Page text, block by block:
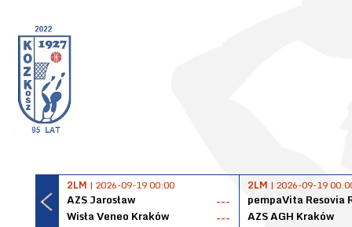
2LM | 2026-09-19 00:00
AZS Jarosław
---
Wisła Veneo Kraków
---
2LM | 2026-09-19
pempaVita Resovia
AZS AGH Kraków